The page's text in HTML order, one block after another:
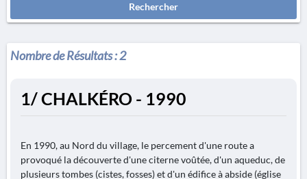
Rechercher
Nombre de Résultats :2
1/ CHALKÉRO - 1990
En 1990, au Nord du village, le percement d'une route a
provoqué la découverte d'une citerne voûtée, d'un aqueduc, de
plusieurs tombes (cistes, fosses) et d'un édifice à abside (église